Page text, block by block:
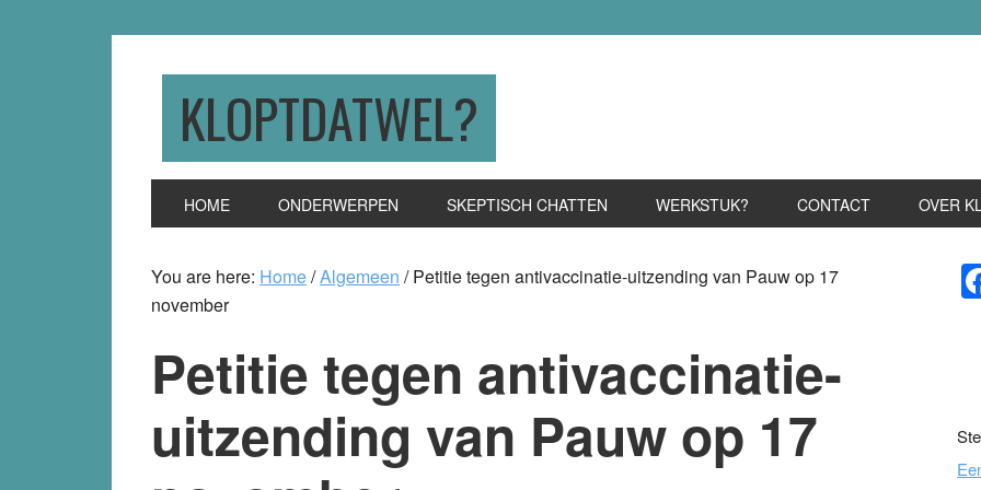
KLOPTDATWEL?
HOME ONDERWERPEN SKEPTISCH CHATTEN WERKSTUK? CONTACT OVER
You are here: Home/Algemeen /Petitie tegen antivaccinatie-uitzending van Pauw op 17
november
Petitie tegen antivaccinatie-
uitzending van Pauw op 17